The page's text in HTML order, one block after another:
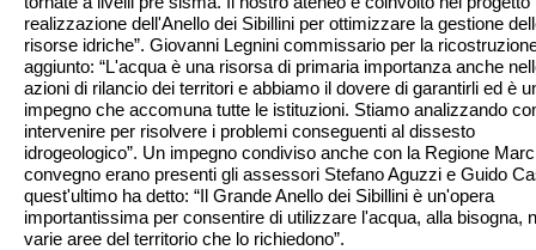
realizzazione dell'Anello dei Sibillini per ottimizzare la gestione
risorse idriche”. Giovanni Legnini commissario per la
aggiunto: “L'acqua è una risorsa di primaria importanza anche
azioni di rilancio dei territori e abbiamo il dovere di garantirli ed è
impegno che accomuna tutte le istituzioni. Stiamo analizzando
intervenire per risolvere i problemi conseguenti al dissesto
idrogeologico”. Un impegno condiviso anche con la Regione
convegno erano presenti gli assessori Stefano Aguzzi e Guido
quest'ultimo ha detto: “Il Grande Anello dei Sibillini è un'opera
importantissima per consentire di utilizzare l'acqua, alla bisogna,
varie aree del territorio che lo richiedono”.